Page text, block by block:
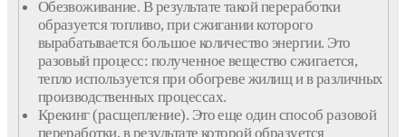
Обезвоживание. В результате такой переработки
образуется топливо, при сжигании которого
вырабатывается большое количество энергии. Это
разовый процесс: полученное вещество сжигается,
тепло используется при обогреве жилищ и в различных
производственных процессах.
Крекинг (расщепление). Это еще один способ разовой
переработки, в результате которой образуется